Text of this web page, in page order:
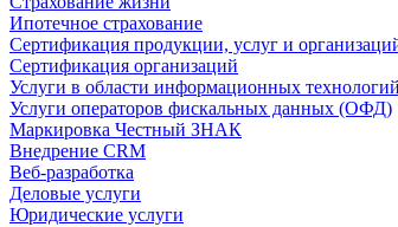
Ипотечное страхование
Сертификация продукции, услуг и
Сертификация организаций
Услуги в области информационных технологий
Услуги операторов фискальных данных (ОФД)
Маркировка Честный ЗНАК
Внедрение CRM
Веб-разработка
Деловые услуги
Юридические услуги